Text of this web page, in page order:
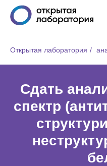
Открытая лаборатория /
Сдать
спектр